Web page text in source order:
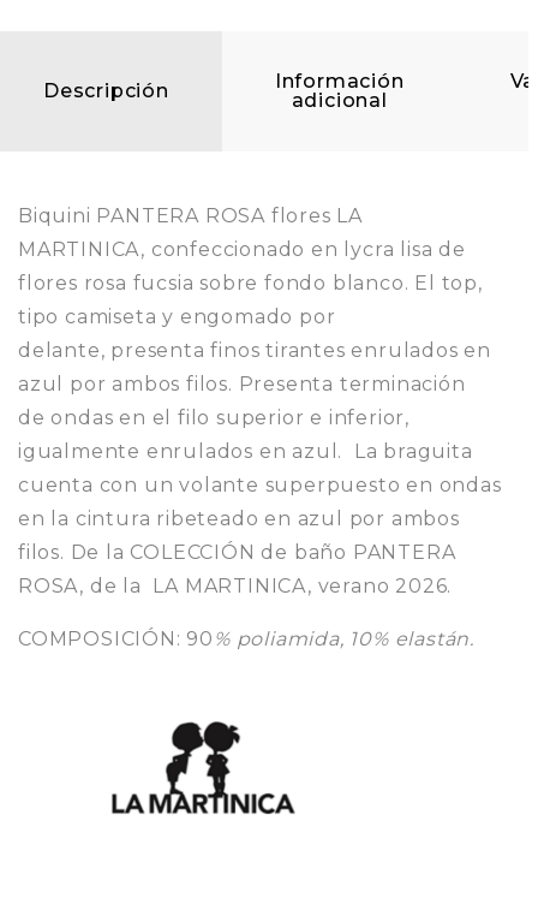
Descripción
Información
adicional
Biquini PANTERA ROSA flores LA
MARTINICA, confeccionado en lycra lisa de
flores rosa fucsia sobre fondo blanco. El top,
tipo camiseta y engomado por
delante, presenta finos tirantes enrulados en
azul por ambos filos. Presenta terminación
de ondas en el filo superior e inferior,
igualmente enrulados en azul. La braguita
cuenta con un volante superpuesto en ondas
en la cintura ribeteado en azul por ambos
filos. De la COLECCIÓN de baño PANTERA
ROSA, de la LA MARTINICA, verano 2026.
COMPOSICIÓN: 90 % poliamida, 10% elastán.